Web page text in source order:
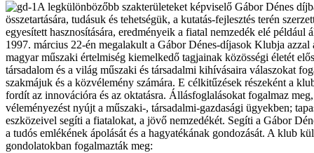
A legkülönbözőbb szakterületeket képviselő Gábor Dénes
összetartására, tudásuk és tehetségük, a kutatás-fejlesztés terén
egyesített hasznosítására, eredményeik a fiatal nemzedék elé például
1997. március 22-én megalakult a Gábor Dénes-díjasok Klubja azzal
magyar műszaki értelmiség kiemelkedő tagjainak közösségi életét
társadalom és a világ műszaki és társadalmi kihívásaira válaszokat
szakmájuk és a közvélemény számára. E célkitűzések részeként a
fordít az innovációra és az oktatásra. Állásfoglalásokat fogalmaz
véleményezést nyújt a műszaki-, társadalmi-gazdasági ügyekben;
eszközeivel segíti a fiatalokat, a jövő nemzedékét. Segíti a Gábor
a tudós emlékének ápolását és a hagyatékának gondozását. A klub
gondolatokban fogalmazták meg: